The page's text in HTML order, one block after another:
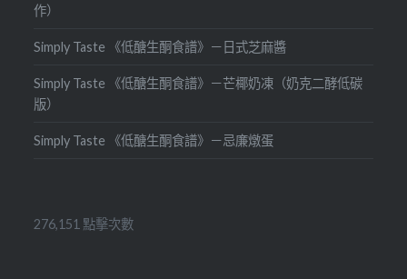
作）
Simply Taste 《低醣生酮食譜》－日式芝麻醬
Simply Taste 《低醣生酮食譜》－芒椰奶凍（奶克二酵低碳
版）
Simply Taste 《低醣生酮食譜》－忌廉燉蛋
276,151 點擊次數